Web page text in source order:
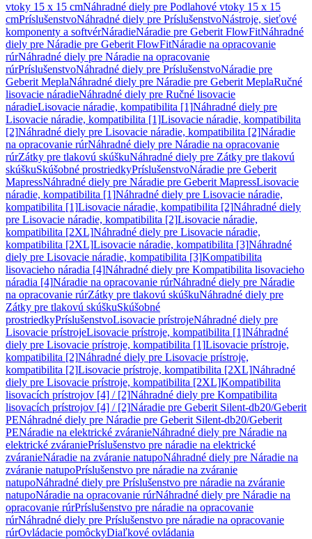
vtoky 15 x 15 cmNáhradné diely pre Podlahové vtoky 15 x 15
cmPríslušenstvoNáhradné diely pre PríslušenstvoNástroje, sieťové
komponenty a softvérNáradieNáradie pre Geberit FlowFitNáhradné
diely pre Náradie pre Geberit FlowFitNáradie na opracovanie
rúrNáhradné diely pre Náradie na opracovanie
rúrPríslušenstvoNáhradné diely pre PríslušenstvoNáradie pre
Geberit MeplaNáhradné diely pre Náradie pre Geberit MeplaRučné
lisovacie náradieNáhradné diely pre Ručné lisovacie
náradieLisovacie náradie, kompatibilita [1]Náhradné diely pre
Lisovacie náradie, kompatibilita [1]Lisovacie náradie, kompatibilita
[2]Náhradné diely pre Lisovacie náradie, kompatibilita [2]Náradie
na opracovanie rúrNáhradné diely pre Náradie na opracovanie
rúrZátky pre tlakovú skúškuNáhradné diely pre Zátky pre tlakovú
skúškuSkúšobné prostriedkyPríslušenstvoNáradie pre Geberit
MapressNáhradné diely pre Náradie pre Geberit MapressLisovacie
náradie, kompatibilita [1]Náhradné diely pre Lisovacie náradie,
kompatibilita [1]Lisovacie náradie, kompatibilita [2]Náhradné diely
pre Lisovacie náradie, kompatibilita [2]Lisovacie náradie,
kompatibilita [2XL]Náhradné diely pre Lisovacie náradie,
kompatibilita [2XL]Lisovacie náradie, kompatibilita [3]Náhradné
diely pre Lisovacie náradie, kompatibilita [3]Kompatibilita
lisovacieho náradia [4]Náhradné diely pre Kompatibilita lisovacieho
náradia [4]Náradie na opracovanie rúrNáhradné diely pre Náradie
na opracovanie rúrZátky pre tlakovú skúškuNáhradné diely pre
Zátky pre tlakovú skúškuSkúšobné
prostriedkyPríslušenstvoLisovacie prístrojeNáhradné diely pre
Lisovacie prístrojeLisovacie prístroje, kompatibilita [1]Náhradné
diely pre Lisovacie prístroje, kompatibilita [1]Lisovacie prístroje,
kompatibilita [2]Náhradné diely pre Lisovacie prístroje,
kompatibilita [2]Lisovacie prístroje, kompatibilita [2XL]Náhradné
diely pre Lisovacie prístroje, kompatibilita [2XL]Kompatibilita
lisovacích prístrojov [4] / [2]Náhradné diely pre Kompatibilita
lisovacích prístrojov [4] / [2]Náradie pre Geberit Silent-db20/Geberit
PENáhradné diely pre Náradie pre Geberit Silent-db20/Geberit
PENáradie na elektrické zváranieNáhradné diely pre Náradie na
elektrické zváraniePríslušenstvo pre náradie na elektrické
zváranieNáradie na zváranie natupoNáhradné diely pre Náradie na
zváranie natupoPríslušenstvo pre náradie na zváranie
natupoNáhradné diely pre Príslušenstvo pre náradie na zváranie
natupoNáradie na opracovanie rúrNáhradné diely pre Náradie na
opracovanie rúrPríslušenstvo pre náradie na opracovanie
rúrNáhradné diely pre Príslušenstvo pre náradie na opracovanie
rúrOvládacie pomôckyDiaľkové ovládania